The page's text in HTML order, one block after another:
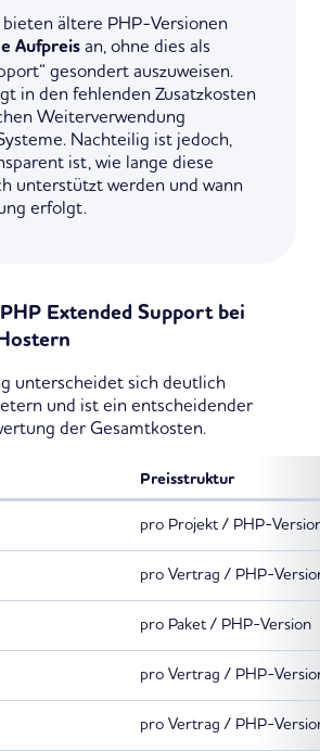
ältere PHP-Versionen
Aufpreisan, ohne dies als
gesondert auszuweisen.
in den fehlenden Zusatzkosten
Weiterverwendung
Nachteilig ist jedoch,
ist, wie lange diese
unterstützt werden und wann
erfolgt.
Extended Support bei
unterscheidet sich deutlich
und ist ein entscheidender
der Gesamtkosten.
Preisstruktur
pro Projekt / PHP-
pro Vertrag / PHP-
pro Paket / PHP-Version
pro Vertrag / PHP-
pro Vertrag / PHP-